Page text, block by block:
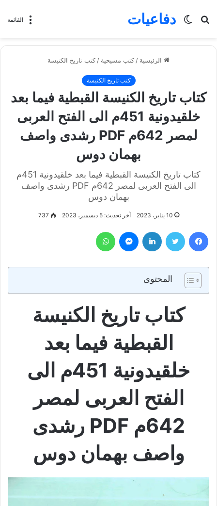
القائمة دفاعيات
بحث
الوضع
الرئيسية / كتب مسيحية / كتب تاريخ الكنيسة
كتب تاريخ الكنيسة
كتاب تاريخ الكنيسة القبطية فيما بعد
خلقيدونية 451م الى الفتح العربى
لمصر 642م PDF رشدى واصف
بهمان دوس
كتاب تاريخ الكنيسة القبطية فيما بعد خلقيدونية 451م
الى الفتح العربى لمصر 642م PDF رشدى واصف
بهمان دوس
10 يناير، 2023 آخر تحديث: 5 ديسمبر، 2023 737
فيسبوك تويتر لينكدإن ماسنجر
المحتوى
كتاب تاريخ الكنيسة
القبطية فيما بعد
خلقيدونية 451م الى
الفتح العربى لمصر
642م PDF رشدى
واصف بهمان دوس